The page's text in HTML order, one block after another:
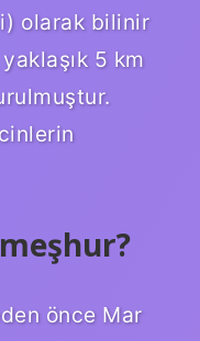
olarak bilinir
5 km
önce Mar